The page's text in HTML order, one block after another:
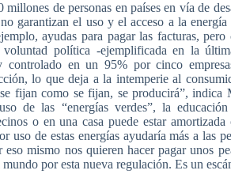
millones de personas enpaíses en vía de
garantizan el usoy elacceso a laenergía
,ayudas para pagar las facturas,pero
voluntad política -ejemplificada en la
controladoen un 95% por cinco
, lo que deja a la intemperieal
fijan como sefijan, se producirá”,indica
usodelas “energías verdes”, laeducación
o enuna casapuede estar amortizada
usode estas energías ayudaría más alas
eso mismo nos quieren hacer pagar unos
mundo por esta nueva regulación. Es un